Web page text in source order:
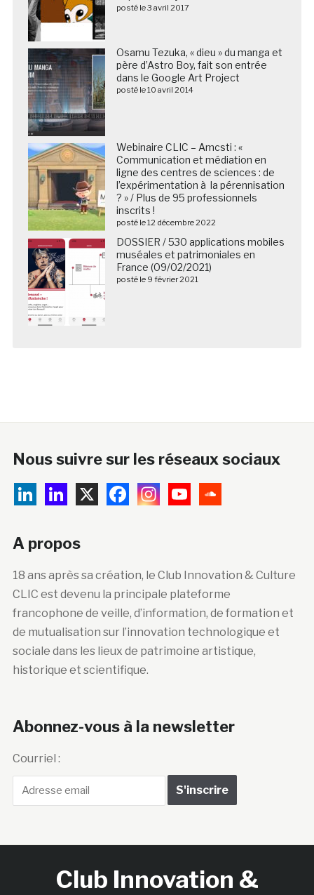
posté le 3 avril 2017
Osamu Tezuka, « dieu » du manga et
père d’Astro Boy, fait son entrée
dans le Google Art Project
posté le 10 avril 2014
Webinaire CLIC – Amcsti : «
Communication et médiation en
ligne des centres de sciences : de
l’expérimentation à la pérennisation
? » / Plus de 95 professionnels
inscrits !
posté le 12 décembre 2022
DOSSIER / 530 applications mobiles
muséales et patrimoniales en
France (09/02/2021)
posté le 9 février 2021
Nous suivre sur les réseaux sociaux
A propos
18 ans après sa création, le Club Innovation & Culture
CLIC est devenu la principale plateforme
francophone de veille, d’information, de formation et
de mutualisation sur l’innovation technologique et
sociale dans les lieux de patrimoine artistique,
historique et scientifique.
Abonnez-vous à la newsletter
Courriel :
Club Innovation &